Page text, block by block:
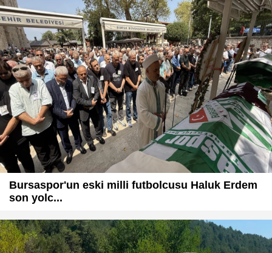
Bursaspor'un eski milli futbolcusu Haluk Erdem
son yolc...